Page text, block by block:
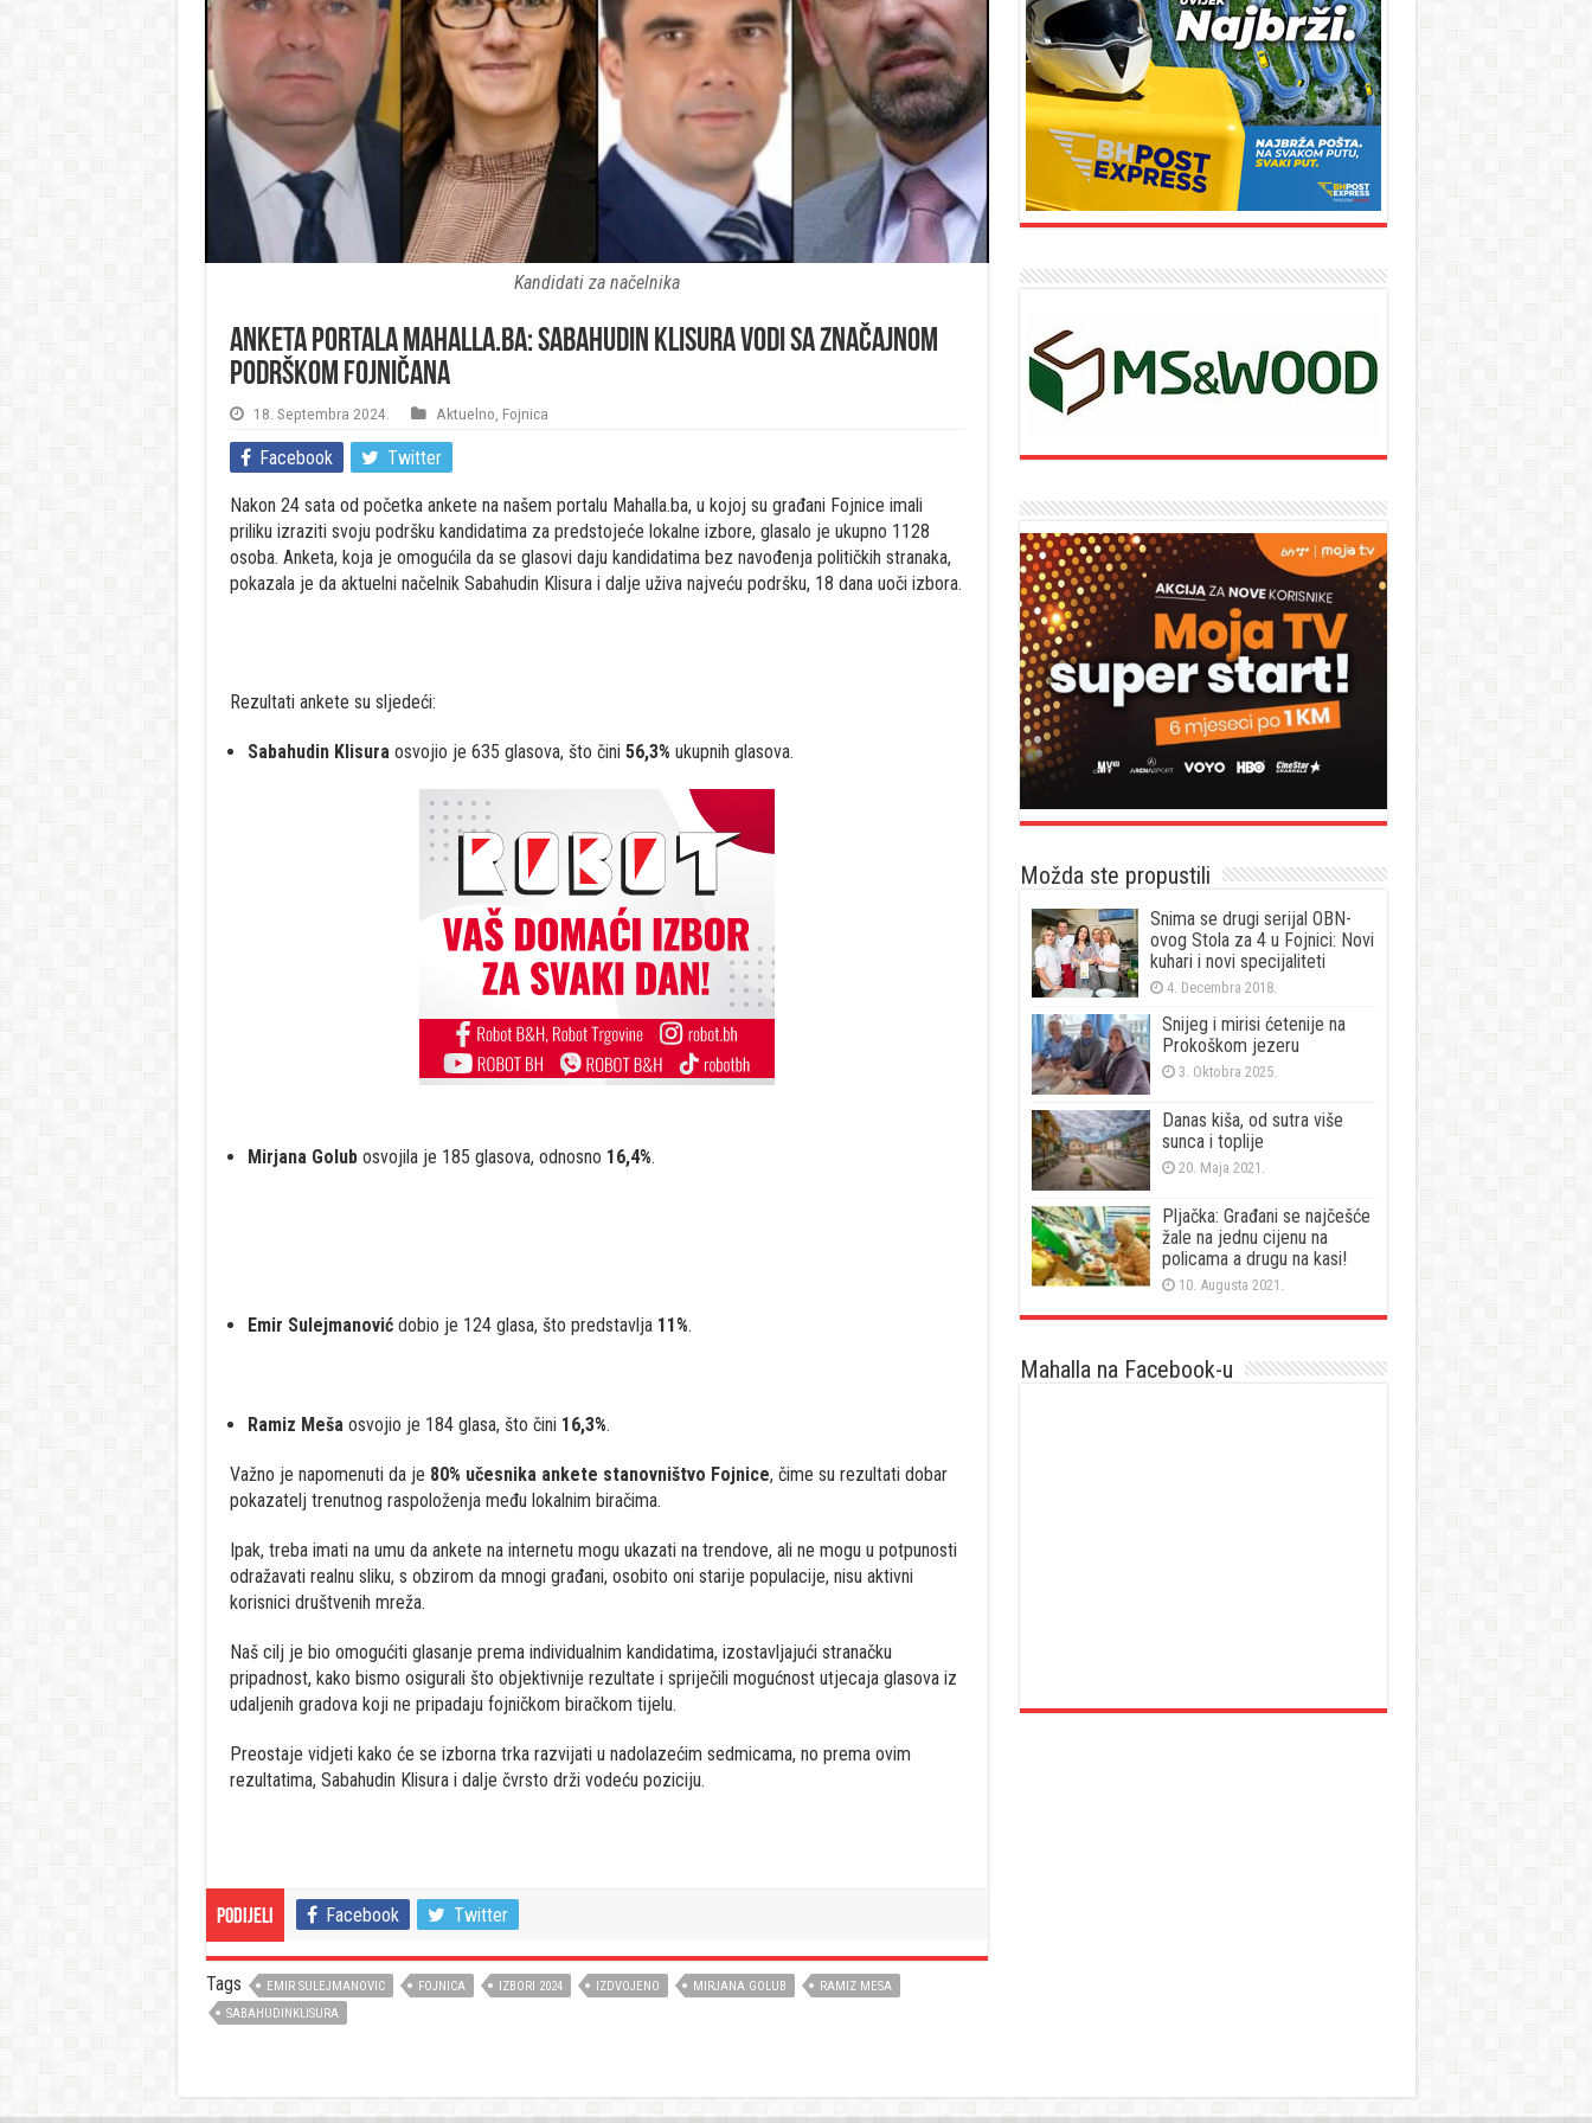
Kandidati za načelnika
Anketa portala Mahalla.ba: Sabahudin Klisura vodi sa značajnom
podrškom Fojničana
18. Septembra 2024. Aktuelno Fojnica
Facebook Twitter
Nakon 24 sata od početka ankete na našem portalu Mahalla.ba, u kojoj su građani Fojnice imali
priliku izraziti svoju podršku kandidatima za predstojeće lokalne izbore, glasalo je ukupno 1128
osoba. Anketa, koja je omogućila da se glasovi daju kandidatima bez navođenja političkih stranaka,
pokazala je da aktuelni načelnik Sabahudin Klisura i dalje uživa najveću podršku, 18 dana uoči izbora.
Rezultati ankete su sljedeći:
Sabahudin Klisuraosvojio je 635 glasova, što čini 56,3% ukupnih glasova.
Mirjana Golubosvojila je 185 glasova, odnosno 16,4%.
Emir Sulejmanovićdobio je 124 glasa, što predstavlja 11%.
Ramiz Mešaosvojio je 184 glasa, što čini 16,3%.
Važno je napomenuti da je 80% učesnika ankete stanovništvo Fojnice, čime su rezultati dobar
pokazatelj trenutnog raspoloženja među lokalnim biračima.
Ipak, treba imati na umu da ankete na internetu mogu ukazati na trendove, ali ne mogu u potpunosti
odražavati realnu sliku, s obzirom da mnogi građani, osobito oni starije populacije, nisu aktivni
korisnici društvenih mreža.
Naš cilj je bio omogućiti glasanje prema individualnim kandidatima, izostavljajući stranačku
pripadnost, kako bismo osigurali što objektivnije rezultate i spriječili mogućnost utjecaja glasova iz
udaljenih gradova koji ne pripadaju fojničkom biračkom tijelu.
Preostaje vidjeti kako će se izborna trka razvijati u nadolazećim sedmicama, no prema ovim
rezultatima, Sabahudin Klisura i dalje čvrsto drži vodeću poziciju.
Podijeli Facebook Twitter
Tags EMIR SULEJMANOVIC FOJNICA IZBORI 2024 IZDVOJENO MIRJANA GOLUB
RAMIZ MESA
SABAHUDINKLISURA
Možda ste propustili
Snima se drugi serijal OBN-
ovog Stola za 4 u Fojnici: Novi
kuhari i novi specijaliteti
4. Decembra 2018.
Snijeg i mirisi ćetenije na
Prokoškom jezeru
3. Oktobra 2025.
Danas kiša, od sutra više
sunca i toplije
20. Maja 2021.
Pljačka: Građani se najčešće
žale na jednu cijenu na
policama a drugu na kasi!
10. Augusta 2021.
Mahalla na Facebook-u